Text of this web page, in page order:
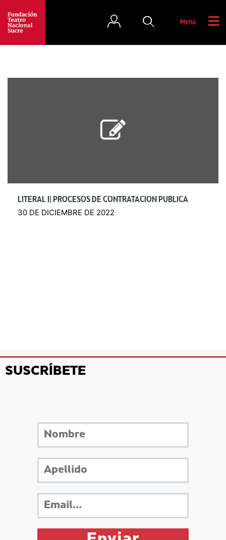
Menú
LITERAL I) PROCESOS DE CONTRATACIÓN PÚBLICA
30 DE DICIEMBRE DE 2022
SUSCRÍBETE